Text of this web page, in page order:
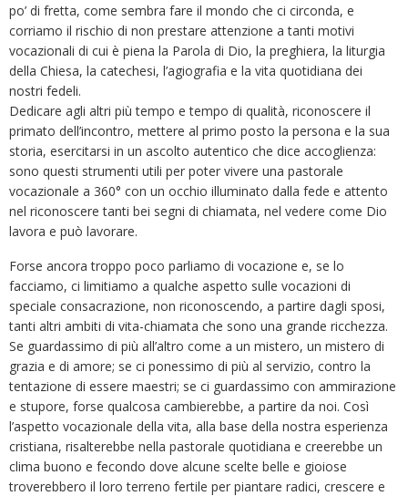
po’ di fretta, come sembra fare il mondo che ci circonda, e
corriamo il rischio di non prestare attenzione a tanti motivi
vocazionali di cui è piena la Parola di Dio, la preghiera, la liturgia
della Chiesa, la catechesi, l’agiografia e la vita quotidiana dei
nostri fedeli.
Dedicare agli altri più tempo e tempo di qualità, riconoscere il
primato dell’incontro, mettere al primo posto la persona e la sua
storia, esercitarsi in un ascolto autentico che dice accoglienza:
sono questi strumenti utili per poter vivere una pastorale
vocazionale a 360° con un occhio illuminato dalla fede e attento
nel riconoscere tanti bei segni di chiamata, nel vedere come Dio
lavora e può lavorare.
Forse ancora troppo poco parliamo di vocazione e, se lo
facciamo, ci limitiamo a qualche aspetto sulle vocazioni di
speciale consacrazione, non riconoscendo, a partire dagli sposi,
tanti altri ambiti di vita-chiamata che sono una grande ricchezza.
Se guardassimo di più all’altro come a un mistero, un mistero di
grazia e di amore; se ci ponessimo di più al servizio, contro la
tentazione di essere maestri; se ci guardassimo con ammirazione
e stupore, forse qualcosa cambierebbe, a partire da noi. Così
l’aspetto vocazionale della vita, alla base della nostra esperienza
cristiana, risalterebbe nella pastorale quotidiana e creerebbe un
clima buono e fecondo dove alcune scelte belle e gioiose
troverebbero il loro terreno fertile per piantare radici, crescere e